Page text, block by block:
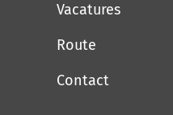
Vacatures
Route
Contact